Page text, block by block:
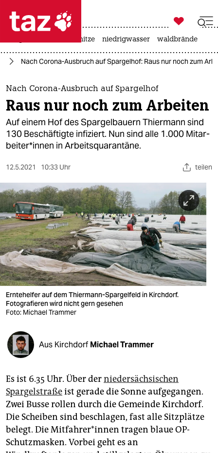
 taz zahl ich
taz zahl ich
themen
politik
öko
sport
berlin
nord
wahrheit
verlag
verlag
shop
fragen & hilfe
unterstützen
abo
genossenschaft
epaper login

taz zahl ich
hitze niedrigwasser waldbrände
Nach Corona-Ausbruch auf Spargelhof: Raus nur noch zum
Nach Corona-Ausbruch auf Spargelhof
Raus nur noch zum Arbeiten
Auf einem Hof des Spargelbauern Thiermann sind
130 Beschäftigte infiziert. Nun sind alle 1.000 Mit­ar­
bei­te­r*in­nen in Arbeitsquarantäne.
12.5.2021 10:33 Uhr teilen
Erntehelfer auf dem Thiermann-Spargelfeld in Kirchdorf.
Fotografieren wird nicht gern gesehen
Foto: Michael Trammer
Aus Kirchdorf Michael Trammer
Es ist 6.35 Uhr. Über derniedersächsischen
Spargelstraßeist gerade die Sonne aufgegangen.
Zwei Busse rollen durch die Gemeinde Kirchdorf.
Die Scheiben sind beschlagen, fast alle Sitzplätze
belegt. Die Mit­fah­re­r*in­nen tragen blaue OP-
Schutzmasken. Vorbei geht es an